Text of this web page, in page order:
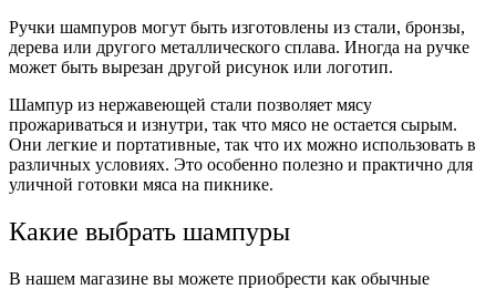
Ручки шампуров могут быть изготовлены из стали, бронзы,
дерева или другого металлического сплава. Иногда на ручке
может быть вырезан другой рисунок или логотип.
Шампур из нержавеющей стали позволяет мясу
прожариваться и изнутри, так что мясо не остается сырым.
Они легкие и портативные, так что их можно использовать в
различных условиях. Это особенно полезно и практично для
уличной готовки мяса на пикнике.
Какие выбрать шампуры
В нашем магазине вы можете приобрести как обычные